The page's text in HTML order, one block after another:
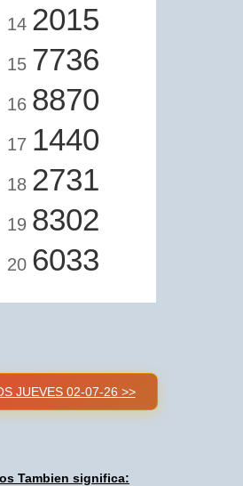
14 2015
15 7736
16 8870
17 1440
18 2731
19 8302
20 6033
JUEVES 02-07-26 >>
Tambien significa: